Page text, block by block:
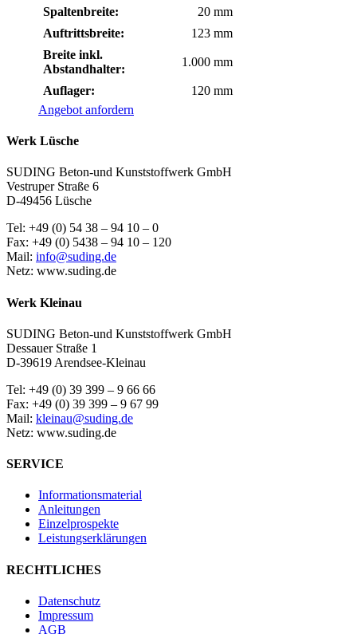
Spaltenbreite:
20 mm
Auftrittsbreite:
123 mm
Breite inkl.
Abstandhalter:
1.000 mm
Auflager:
120 mm
Angebot anfordern
Werk Lüsche
SUDING Beton-und Kunststoffwerk GmbH
Vestruper Straße 6
D-49456 Lüsche
Tel: +49 (0) 54 38 – 94 10 – 0
Fax: +49 (0) 5438 – 94 10 – 120
Mail: info@suding.de
Netz: www.suding.de
Werk Kleinau
SUDING Beton-und Kunststoffwerk GmbH
Dessauer Straße 1
D-39619 Arendsee-Kleinau
Tel: +49 (0) 39 399 – 9 66 66
Fax: +49 (0) 39 399 – 9 67 99
Mail: kleinau@suding.de
Netz: www.suding.de
SERVICE
Informationsmaterial
Anleitungen
Einzelprospekte
Leistungserklärungen
RECHTLICHES
Datenschutz
Impressum
AGB